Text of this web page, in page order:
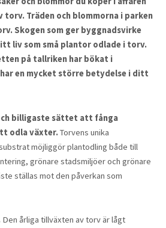
torv. Träden och blommorna i parken
Skogen som ger byggnadsvirke
liv som små plantor odlade i torv.
på tallriken har bökat i
en mycket större betydelse i ditt
billigaste sättet att fånga
odla växter.Torvens unika
möjliggör plantodling både till
grönare stadsmiljöer och grönare
ställas mot den påverkan som
Den årliga tillväxten av torv är lågt